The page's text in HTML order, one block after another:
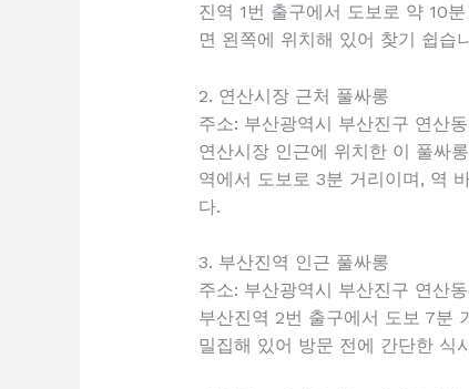
진역 1번 출구에서 도보로 약 10
면 왼쪽에 위치해 있어 찾기 쉽습
2. 연산시장 근처 풀싸롱
주소: 부산광역시 부산진구 연산
연산시장 인근에 위치한 이 풀싸
역에서 도보로 3분 거리이며, 역
다.
3. 부산진역 인근 풀싸롱
주소: 부산광역시 부산진구 연산
부산진역 2번 출구에서 도보 7분
밀집해 있어 방문 전에 간단한 식